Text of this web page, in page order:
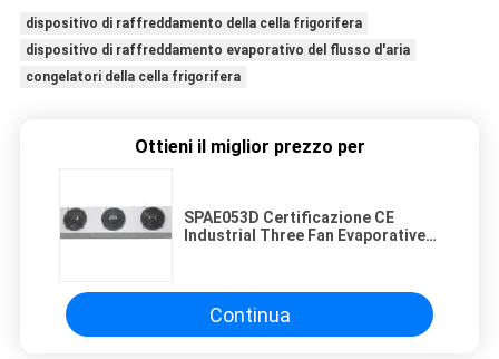
dispositivo di raffreddamento della cella frigorifera
dispositivo di raffreddamento evaporativo del flusso d'aria
congelatori della cella frigorifera
Ottieni il miglior prezzo per
SPAE053D Certificazione CE
Industrial Three Fan Evaporative
Continua